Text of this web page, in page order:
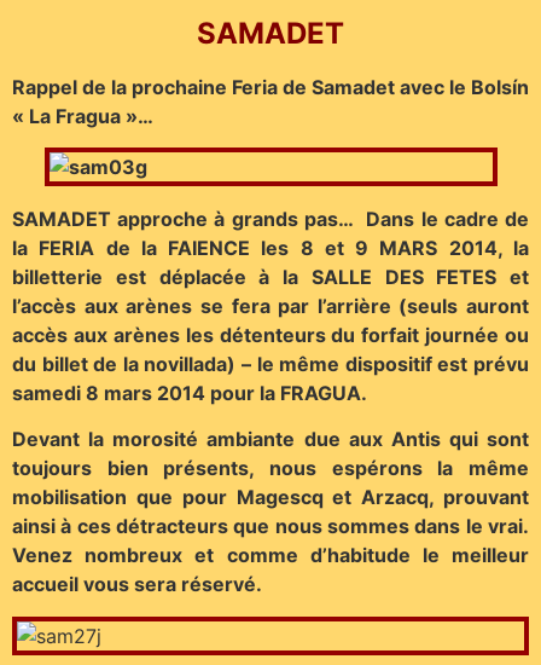
SAMADET
Rappel de la prochaine Feria de Samadet avec le Bolsín
« La Fragua »…
SAMADET approche à grands pas… Dans le cadre de
la FERIA de la FAIENCE les 8 et 9 MARS 2014, la
billetterie est déplacée à la SALLE DES FETES et
l’accès aux arènes se fera par l’arrière (seuls auront
accès aux arènes les détenteurs du forfait journée ou
du billet de la novillada) – le même dispositif est prévu
samedi 8 mars 2014 pour la FRAGUA.
Devant la morosité ambiante due aux Antis qui sont
toujours bien présents, nous espérons la même
mobilisation que pour Magescq et Arzacq, prouvant
ainsi à ces détracteurs que nous sommes dans le vrai.
Venez nombreux et comme d’habitude le meilleur
accueil vous sera réservé.